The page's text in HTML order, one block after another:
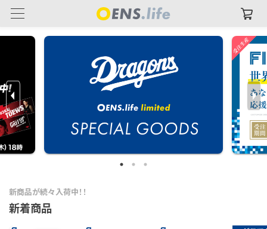
新商品が続々入荷中！！
新着商品